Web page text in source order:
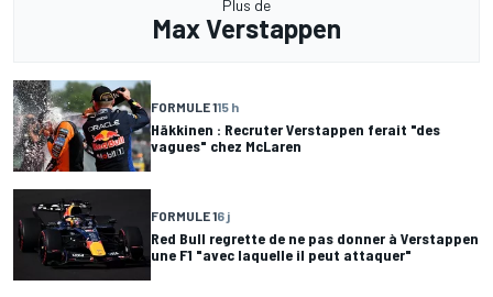
Plus de
Max Verstappen
FORMULE 115 h
Häkkinen : Recruter Verstappen ferait "des
vagues" chez McLaren
FORMULE 16 j
Red Bull regrette de ne pas donner à Verstappen
une F1 "avec laquelle il peut attaquer"